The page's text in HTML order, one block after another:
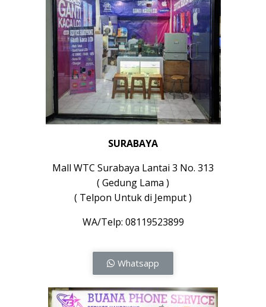
SURABAYA
Mall WTC Surabaya Lantai 3 No. 313
( Gedung Lama )
( Telpon Untuk di Jemput )
WA/Telp: 08119523899
Whatsapp